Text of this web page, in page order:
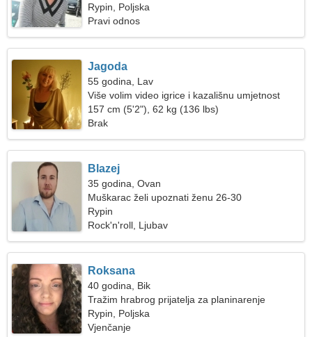
Rypin, Poljska
Pravi odnos
Jagoda
55 godina, Lav
Više volim video igrice i kazališnu umjetnost
157 cm (5'2"), 62 kg (136 lbs)
Brak
Blazej
35 godina, Ovan
Muškarac želi upoznati ženu 26-30
Rypin
Rock'n'roll, Ljubav
Roksana
40 godina, Bik
Tražim hrabrog prijatelja za planinarenje
Rypin, Poljska
Vjenčanje